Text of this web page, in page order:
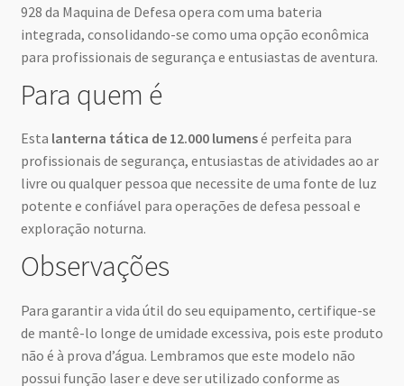
928 da Maquina de Defesa opera com uma bateria
integrada, consolidando-se como uma opção econômica
para profissionais de segurança e entusiastas de aventura.
Para quem é
Esta lanterna tática de 12.000 lumensé perfeita para
profissionais de segurança, entusiastas de atividades ao ar
livre ou qualquer pessoa que necessite de uma fonte de luz
potente e confiável para operações de defesa pessoal e
exploração noturna.
Observações
Para garantir a vida útil do seu equipamento, certifique-se
de mantê-lo longe de umidade excessiva, pois este produto
não é à prova d’água. Lembramos que este modelo não
possui função laser e deve ser utilizado conforme as